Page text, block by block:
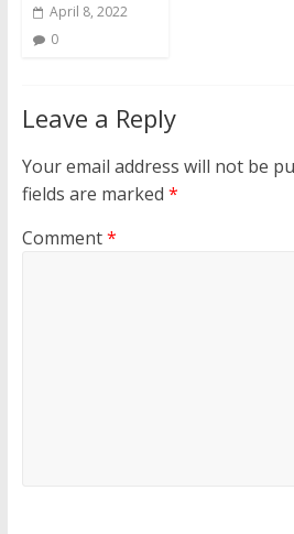
April 8, 2022
0
Leave a Reply
Your email address will not be
fields are marked *
Comment*